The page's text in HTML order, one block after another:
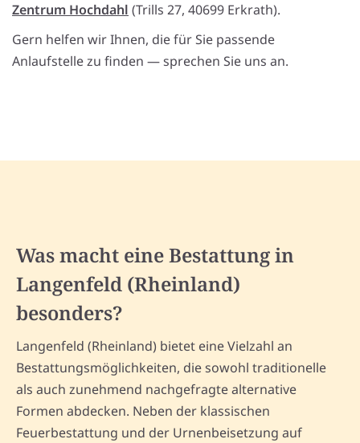
Zentrum Hochdahl (Trills 27, 40699 Erkrath).
Gern helfen wir Ihnen, die für Sie passende
Anlaufstelle zu finden — sprechen Sie uns an.
Was macht eine Bestattung in
Langenfeld (Rheinland)
besonders?
Langenfeld (Rheinland) bietet eine Vielzahl an
Bestattungsmöglichkeiten, die sowohl traditionelle
als auch zunehmend nachgefragte alternative
Formen abdecken. Neben der klassischen
Feuerbestattung und der Urnenbeisetzung auf